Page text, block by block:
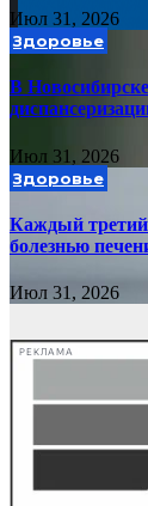
Июл 31, 2026
Здоровье
В
Июл 31, 2026
Здоровье
Каждый третий
болезнью
Июл 31, 2026
РЕКЛАМА